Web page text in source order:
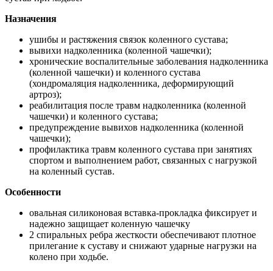
Назначения
ушибы и растяжения связок коленного сустава;
вывихи надколенника (коленной чашечки);
хронические воспалительные заболевания надколенника
(коленной чашечки) и коленного сустава
(хондромаляция надколенника, деформирующий
артроз);
реабилитация после травм надколенника (коленной
чашечки) и коленного сустава;
предупреждение вывихов надколенника (коленной
чашечки);
профилактика травм коленного сустава при занятиях
спортом и выполнением работ, связанных с нагрузкой
на коленный сустав.
Особенности
овальная силиконовая вставка-прокладка фиксирует и
надежно защищает коленную чашечку
2 спиральных ребра жесткости обеспечивают плотное
прилегание к суставу и снижают ударные нагрузки на
колено при ходьбе.